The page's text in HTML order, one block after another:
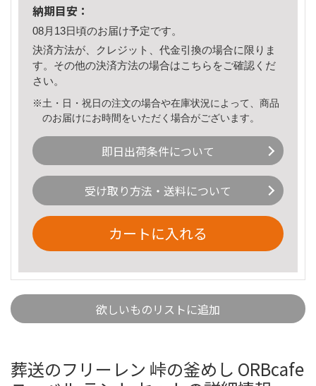
納期目安：
08月13日頃のお届け予定です。
決済方法が、クレジット、代金引換の場合に限りま
す。その他の決済方法の場合はこちら をご確認くだ
さい。
※土・日・祝日の注文の場合や在庫状況によって、商品
のお届けにお時間をいただく場合がございます。
即日出荷条件について
受け取り方法・送料について
カートに入れる
欲しいものリストに追加
葬送のフリーレン 峠の釜めし ORBcafe